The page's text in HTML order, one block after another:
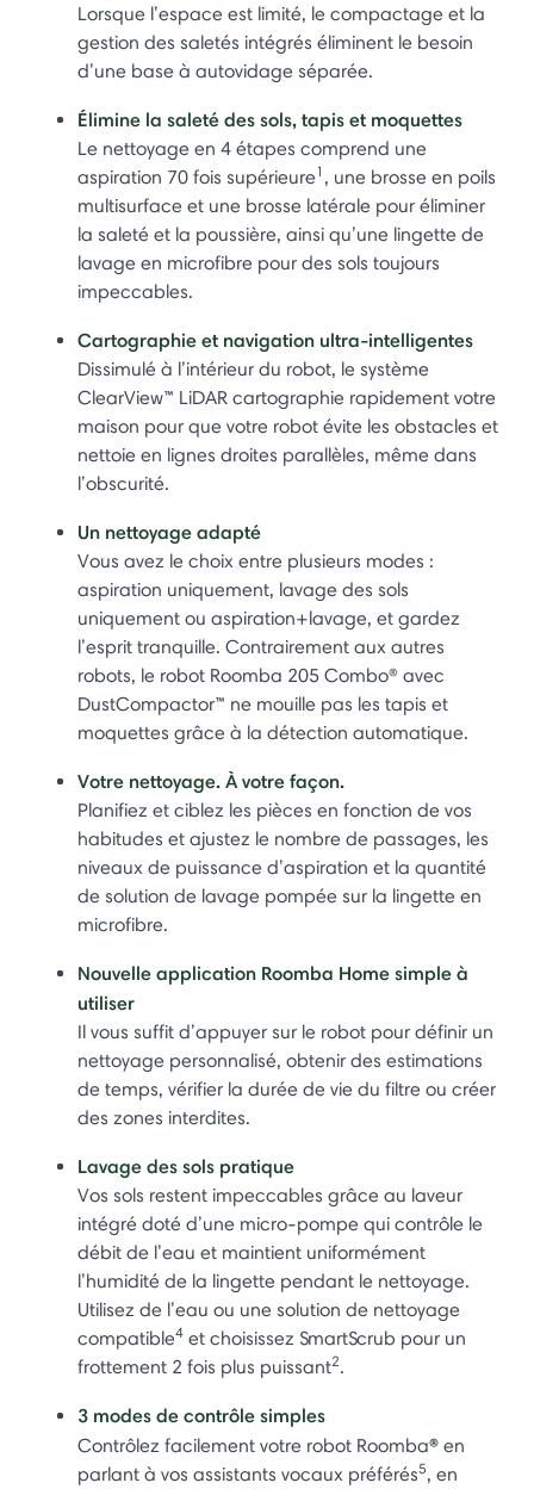
Lorsque l’espace est limité, le compactage et la
gestion des saletés intégrés éliminent le besoin
d’une base à autovidage séparée.
Élimine la saleté des sols, tapis et moquettes
Le nettoyage en 4 étapes comprend une
aspiration 70 fois supérieure1 , une brosse en poils
multisurface et une brosse latérale pour éliminer
la saleté et la poussière, ainsi qu’une lingette de
lavage en microfibre pour des sols toujours
impeccables.
Cartographie et navigation ultra-intelligentes
Dissimulé à l’intérieur du robot, le système
ClearView™ LiDAR cartographie rapidement votre
maison pour que votre robot évite les obstacles et
nettoie en lignes droites parallèles, même dans
l’obscurité.
Un nettoyage adapté
Vous avez le choix entre plusieurs modes :
aspiration uniquement, lavage des sols
uniquement ou aspiration+lavage, et gardez
l’esprit tranquille. Contrairement aux autres
robots, le robot Roomba 205 Combo® avec
DustCompactor™ ne mouille pas les tapis et
moquettes grâce à la détection automatique.
Votre nettoyage. À votre façon.
Planifiez et ciblez les pièces en fonction de vos
habitudes et ajustez le nombre de passages, les
niveaux de puissance d’aspiration et la quantité
de solution de lavage pompée sur la lingette en
microfibre.
Nouvelle application Roomba Home simple à
utiliser
Il vous suffit d’appuyer sur le robot pour définir un
nettoyage personnalisé, obtenir des estimations
de temps, vérifier la durée de vie du filtre ou créer
des zones interdites.
Lavage des sols pratique
Vos sols restent impeccables grâce au laveur
intégré doté d’une micro-pompe qui contrôle le
débit de l’eau et maintient uniformément
l’humidité de la lingette pendant le nettoyage.
Utilisez de l’eau ou une solution de nettoyage
compatible4 et choisissez SmartScrub pour un
frottement 2 fois plus puissant2.
3 modes de contrôle simples
Contrôlez facilement votre robot Roomba® en
parlant à vos assistants vocaux préférés5, en